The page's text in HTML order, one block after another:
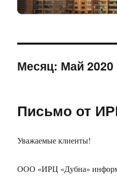
Месяц: Май 2020
Письмо от
Уважаемые клиенты!
ООО «ИРЦ «Дубна»